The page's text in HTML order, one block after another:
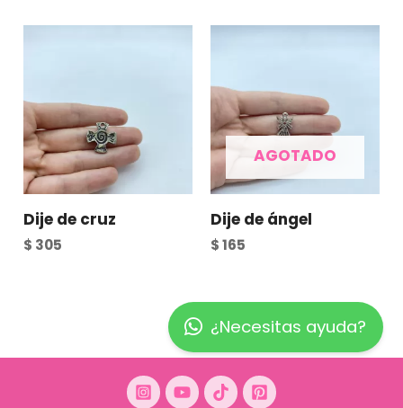
Dije de cruz
$ 305
AGOTADO
Dije de ángel
$165
¿Necesitas ayuda?